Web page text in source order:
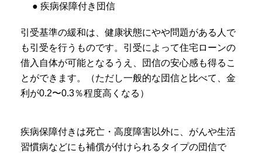
● 疾病保障付き団信
引受基準の緩和は、健康状態にやや問題がある人で
も引受を行うものです。引受によって住宅ローンの
借入自体が可能となるうえ、団信の安心感も得るこ
とができます。（ただし一般的な団信と比べて、金
利が0.2〜0.3％程度高くなる）
疾病保障付きは死亡・高度障害以外に、がんや生活
習慣病などにも補償が付けられるタイプの団信で